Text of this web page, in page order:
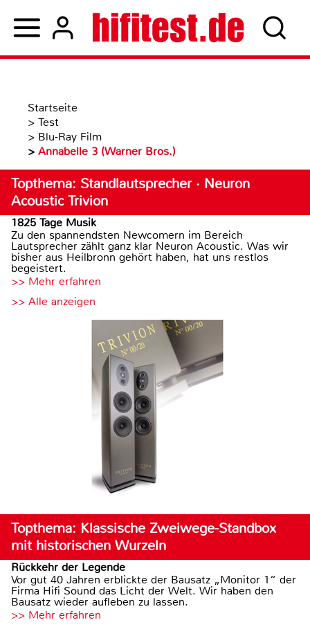
Startseite
> Test
> Blu-Ray Film
> Annabelle 3 (Warner Bros.)
Topthema: Standlautsprecher · Neuron
Acoustic Trivion
1825 Tage Musik
Zu den spannendsten Newcomern im Bereich
Lautsprecher zählt ganz klar Neuron Acoustic. Was wir
bisher aus Heilbronn gehört haben, hat uns restlos
begeistert.
>> Mehr erfahren
>> Alle anzeigen
Topthema: Klassische Zweiwege-Standbox
mit historischen Wurzeln
Rückkehr der Legende
Vor gut 40 Jahren erblickte der Bausatz „Monitor 1“ der
Firma Hifi Sound das Licht der Welt. Wir haben den
Bausatz wieder aufleben zu lassen.
>> Mehr erfahren